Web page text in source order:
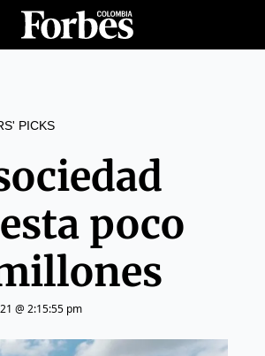
PICKS
poco
@ 2:15:55 pm